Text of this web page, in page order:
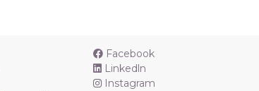
Facebook
Linkedln
Instagram